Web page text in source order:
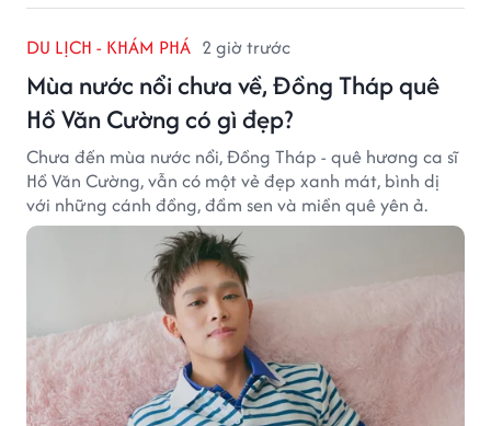
DU LỊCH - KHÁM PHÁ 2 giờ trước
Mùa nước nổi chưa về, Đồng Tháp quê
Hồ Văn Cường có gì đẹp?
Chưa đến mùa nước nổi, Đồng Tháp - quê hương ca sĩ
Hồ Văn Cường, vẫn có một vẻ đẹp xanh mát, bình dị
với những cánh đồng, đầm sen và miền quê yên ả.